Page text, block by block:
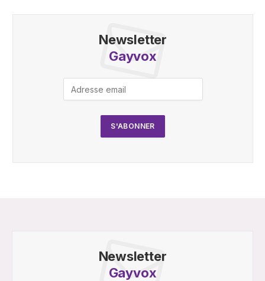
Newsletter
Gayvox
Newsletter
Gayvox